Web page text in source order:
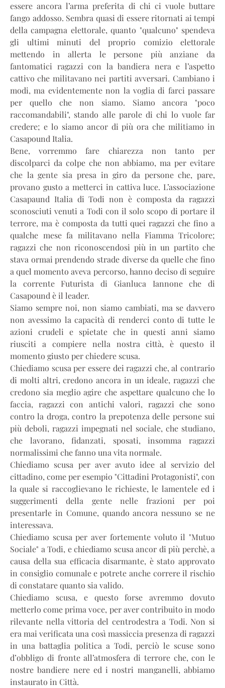
essere ancora l’arma preferita di chi ci vuole buttare
fango addosso. Sembra quasi di essere ritornati ai tempi
della campagna elettorale, quanto "qualcuno" spendeva
gli ultimi minuti del proprio comizio elettorale
mettendo in allerta le persone più anziane da
fantomatici ragazzi con la bandiera nera e l’aspetto
cattivo che militavano nei partiti avversari. Cambiano i
modi, ma evidentemente non la voglia di farci passare
per quello che non siamo. Siamo ancora "poco
raccomandabili", stando alle parole di chi lo vuole far
credere; e lo siamo ancor di più ora che militiamo in
Casapound Italia.
Bene, vorremmo fare chiarezza non tanto per
discolparci da colpe che non abbiamo, ma per evitare
che la gente sia presa in giro da persone che, pare,
provano gusto a metterci in cattiva luce. L’associazione
Casapaund Italia di Todi non è composta da ragazzi
sconosciuti venuti a Todi con il solo scopo di portare il
terrore, ma è composta da tutti quei ragazzi che fino a
qualche mese fa militavano nella Fiamma Tricolore;
ragazzi che non riconoscendosi più in un partito che
stava ormai prendendo strade diverse da quelle che fino
a quel momento aveva percorso, hanno deciso di seguire
la corrente Futurista di Gianluca Iannone che di
Casapound è il leader.
Siamo sempre noi, non siamo cambiati, ma se davvero
non avessimo la capacità di renderci conto di tutte le
azioni crudeli e spietate che in questi anni siamo
riusciti a compiere nella nostra città, è questo il
momento giusto per chiedere scusa.
Chiediamo scusa per essere dei ragazzi che, al contrario
di molti altri, credono ancora in un ideale, ragazzi che
credono sia meglio agire che aspettare qualcuno che lo
faccia, ragazzi con antichi valori, ragazzi che sono
contro la droga, contro la prepotenza delle persone sui
più deboli, ragazzi impegnati nel sociale, che studiano,
che lavorano, fidanzati, sposati, insomma ragazzi
normalissimi che fanno una vita normale.
Chiediamo scusa per aver avuto idee al servizio del
cittadino, come per esempio "Cittadini Protagonisti", con
la quale si raccoglievano le richieste, le lamentele ed i
suggerimenti della gente nelle frazioni per poi
presentarle in Comune, quando ancora nessuno se ne
interessava.
Chiediamo scusa per aver fortemente voluto il "Mutuo
Sociale" a Todi, e chiediamo scusa ancor di più perchè, a
causa della sua efficacia disarmante, è stato approvato
in consiglio comunale e potrete anche correre il rischio
di constatare quanto sia valido.
Chiediamo scusa, e questo forse avremmo dovuto
metterlo come prima voce, per aver contribuito in modo
rilevante nella vittoria del centrodestra a Todi. Non si
era mai verificata una così massiccia presenza di ragazzi
in una battaglia politica a Todi, perciò le scuse sono
d’obbligo di fronte all’atmosfera di terrore che, con le
nostre bandiere nere ed i nostri manganelli, abbiamo
instaurato in Città.